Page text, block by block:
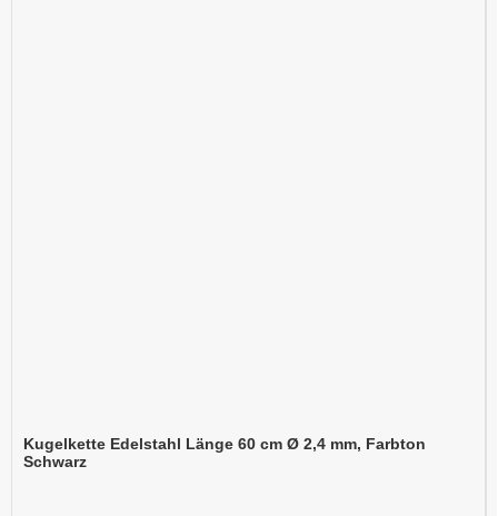
Kugelkette Edelstahl Länge 60 cm Ø 2,4 mm, Farbton
Schwarz